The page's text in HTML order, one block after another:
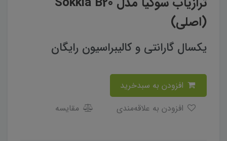
(اصلی)
یکسال گارانتی و کالیبراسیون رایگان
مقایسه